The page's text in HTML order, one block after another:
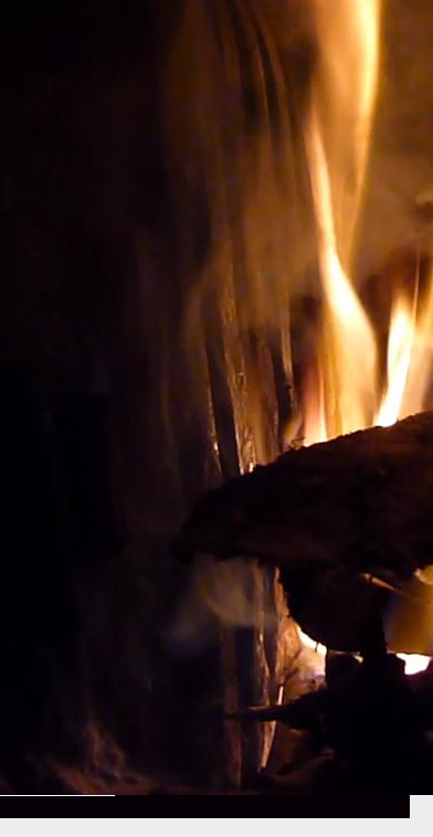
et la cave pour ACHETER LES BONS VINS
coopérative
blancs et les